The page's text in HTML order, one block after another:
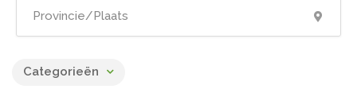
Categorieën